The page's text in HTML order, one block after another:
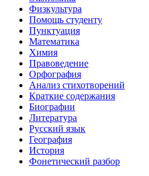
Физкультура
Помощь студенту
Пунктуация
Математика
Химия
Правоведение
Орфография
Анализ стихотворений
Краткие содержания
Биографии
Литература
Русский язык
География
История
Фонетический разбор